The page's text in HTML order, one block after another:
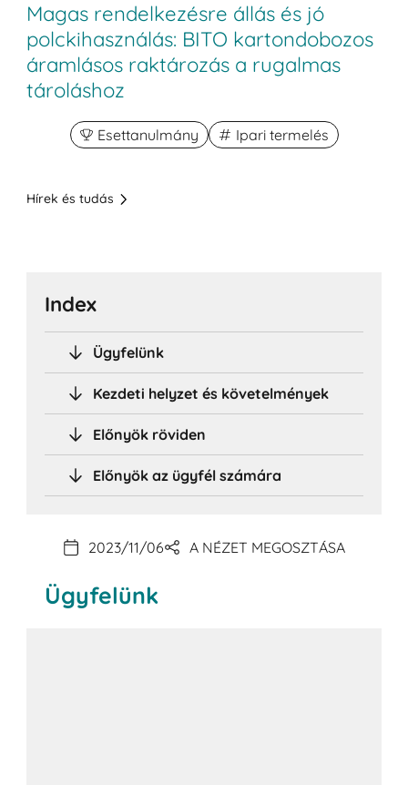
Magas rendelkezésre állás és jó
polckihasználás: BITO kartondobozos
áramlásos raktározás a rugalmas
tároláshoz
Esettanulmány Ipari termelés
Hírek és tudás
Index
Ügyfelünk
Kezdeti helyzet és követelmények
Előnyök röviden
Előnyök az ügyfél számára
2023/11/06 A NÉZET MEGOSZTÁSA
Ügyfelünk